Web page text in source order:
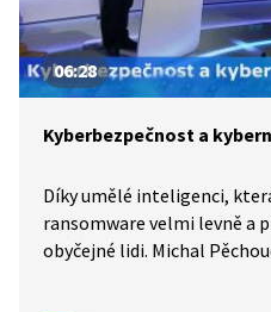
06:28
Kyberbezpečnost a
Díky umělé inteligenci,
ransomware velmi levně a
obyčejné lidi. Michal